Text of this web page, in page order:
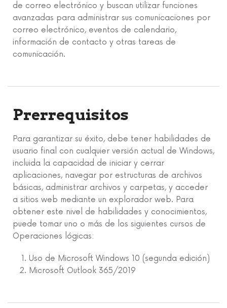
de correo electrónico y buscan utilizar funciones
avanzadas para administrar sus comunicaciones por
correo electrónico, eventos de calendario,
información de contacto y otras tareas de
comunicación.
Prerrequisitos
Para garantizar su éxito, debe tener habilidades de
usuario final con cualquier versión actual de Windows,
incluida la capacidad de iniciar y cerrar
aplicaciones, navegar por estructuras de archivos
básicas, administrar archivos y carpetas, y acceder
a sitios web mediante un explorador web. Para
obtener este nivel de habilidades y conocimientos,
puede tomar uno o más de los siguientes cursos de
Operaciones lógicas:
Uso de Microsoft Windows 10 (segunda edición)
Microsoft Outlook 365/2019